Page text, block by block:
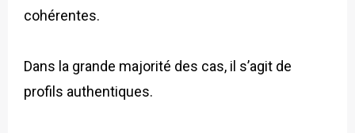
cohérentes.
Dans la grande majorité des cas, il s’agit de
profils authentiques.